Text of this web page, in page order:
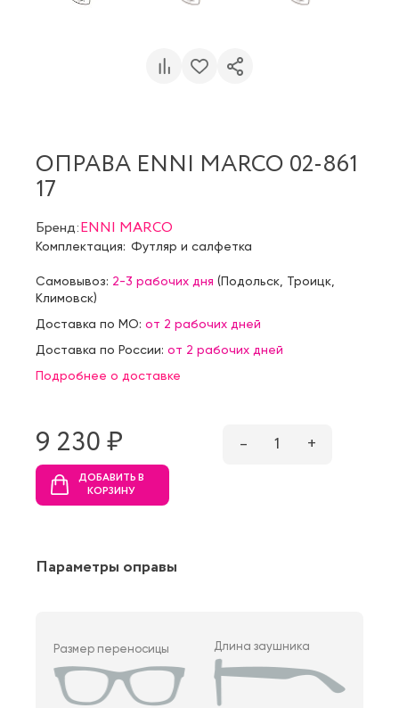
ОПРАВА ENNI MARCO 02-861
17
Бренд:ENNI MARCO
Комплектация: Футляр и салфетка
Самовывоз: 2-3 рабочих дня (Подольск Троицк
Климовск)
Доставка по МО: от 2 рабочих дней
Доставка по России: от 2 рабочих дней
Подробнее о доставке
9 230 ₷ – 1 +
ДОБАВИТЬ В
КОРЗИНУ
Параметры оправы
Размер переносицы Длина заушника